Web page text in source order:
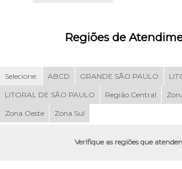
Regiões de
Selecione: ABCD GRANDE SÃO PAULO
LITORAL DE SÃO PAULO Região Central
Zona Oeste Zona Sul
Verifique as regiões que